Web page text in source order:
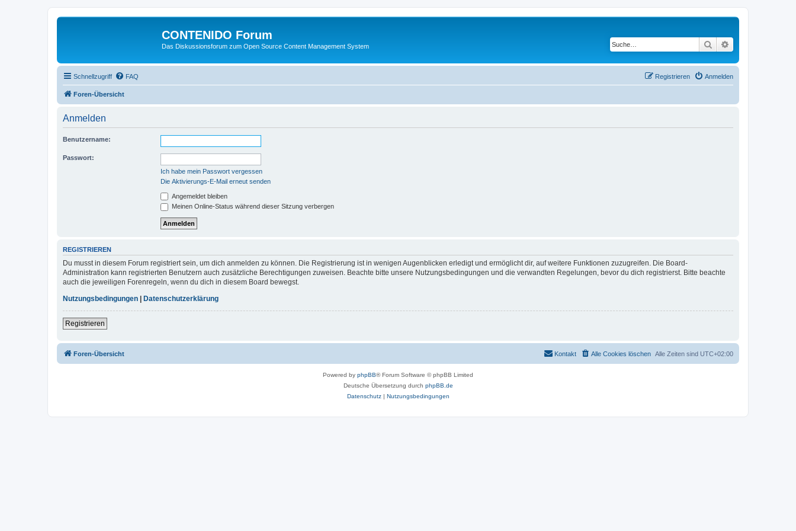
CONTENIDO Forum
Das Diskussionsforum zum Open Source Content Management System Suche
Schnellzugriff FAQ Anmelden
Registrieren
Foren-Übersicht
Anmelden
Benutzername:
Passwort:
Ich habe mein Passwort vergessen
Die Aktivierungs-E-Mail erneut senden
Angemeldet bleiben
Meinen Online-Status während dieser Sitzung verbergen
REGISTRIEREN
Du musst in diesem Forum registriert sein, um dich anmelden zu können. Die Registrierung ist in wenigen Augenblicken erledigt und ermöglicht dir, auf weitere Funktionen zuzugreifen. Die Board-
Administration kann registrierten Benutzern auch zusätzliche Berechtigungen zuweisen. Beachte bitte unsere Nutzungsbedingungen und die verwandten Regelungen, bevor du dich registrierst. Bitte beachte
auch die jeweiligen Forenregeln, wenn du dich in diesem Board bewegst.
Nutzungsbedingungen
Datenschutzerklärung
Registrieren
Foren-Übersicht Alle Zeiten sind UTC+02:00
Alle Cookies löschen
Kontakt
Powered by phpBB® Forum Software © phpBB Limited
Deutsche Übersetzung durch phpBB.de
Datenschutz| Nutzungsbedingungen